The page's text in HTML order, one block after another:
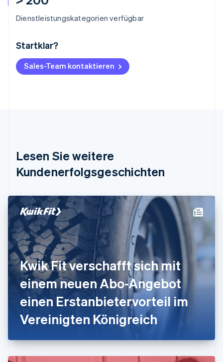
Dienstleistungskategorien verfügbar
Startklar?
Sales-Team kontaktieren
Lesen Sie weitere
Kundenerfolgsgeschichten
Kwik Fit verschafft sich mit
einem neuen Abo-Angebot
einen Erstanbietervorteil im
Vereinigten Königreich
Australien
Belgien
NederlandsFrançaisDeutschEnglish
DeutschEnglish
English
简体中文English
Finnland
EnglishSvenska
Frankreich
Français English
Gibraltar
English
Griechenland
English
Indien
English
Irland
English
Japan
日本語English